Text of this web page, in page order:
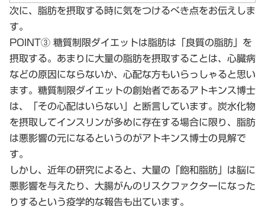
次に、脂肪を摂取する時に気をつけるべき点をお伝えしま
す。
POINT③ 糖質制限ダイエットは脂肪は「良質の脂肪」を
摂取する。あまりに大量の脂肪を摂取することは、心臓病
などの原因にならないか、心配な方もいらっしゃると思い
ます。糖質制限ダイエットの創始者であるアトキンス博士
は、「その心配はいらない」と断言しています。炭水化物
を摂取してインスリンが多めに存在する場合に限り、脂肪
は悪影響の元になるというのがアトキンス博士の見解で
す。
しかし、近年の研究によると、大量の「飽和脂肪」は脳に
悪影響を与えたり、大腸がんのリスクファクターになった
りするという疫学的な報告も出ています。